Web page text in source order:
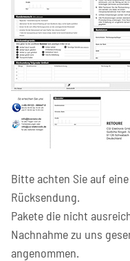
Bitte achten Sie auf
Rücksendung.
Pakete die nicht
Nachnahme zu uns
angenommen.